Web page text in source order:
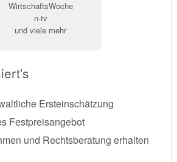
WirtschaftsWoche
n-tv
und viele mehr
Ersteinschätzung
Festpreisangebot
und Rechtsberatung erhalten